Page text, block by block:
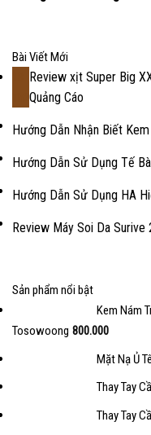
Bài Viết Mới
Review xịt Super Big
Quảng Cáo
Hướng Dẫn Nhận Biết
Hướng Dẫn Sử Dụng Tế
Hướng Dẫn Sử Dụng HA
Review Máy Soi Da Surive
Sản phẩm nổi bật
Kem Nám
Tosowoong 800.000
Mặt Nạ Ủ
Thay Tay
Thay Tay